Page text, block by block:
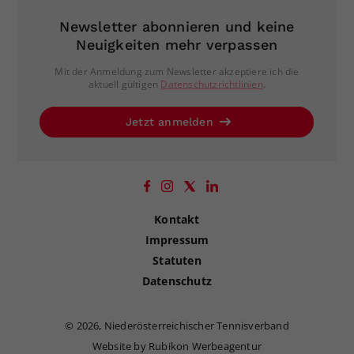
Newsletter abonnieren und keine
Neuigkeiten mehr verpassen
Mit der Anmeldung zum Newsletter akzeptiere ich die
aktuell gültigen Datenschutzrichtlinien.
Jetzt anmelden
Kontakt
Impressum
Statuten
Datenschutz
© 2026, Niederösterreichischer Tennisverband
Website by Rubikon Werbeagentur
Zweck
Dieser Wert speichert Ihre Consent-
Einstellungen. Unter anderem eine
zufällig generierte ID, für die
historische Speicherung Ihrer
vorgenommen Einstellungen, falls der
Webseiten-Betreiber dies eingestellt
hat.